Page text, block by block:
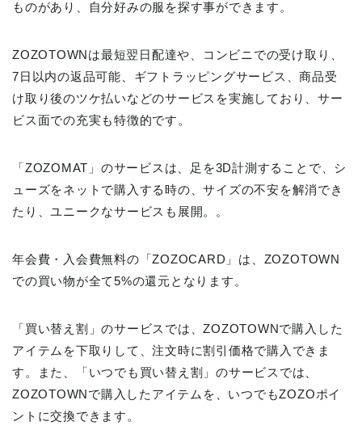
ものがあり、自分好みの服を探す事ができます。
ZOZOTOWNは最短翌日配達や、コンビニでの受け取り、
7日以内の返品可能、ギフトラッピングサービス、商品受
け取り後のツケ払いなどのサービスを実施しており、サー
ビス面での充実も特徴的です。
「ZOZOMAT」のサービスは、足を3D計測することで、シ
ューズをネットで購入する時の、サイズの不安を解消でき
たり、ユニークなサービスも展開。。
年会費・入会費無料の「ZOZOCARD」は、ZOZOTOWN
での買い物が全て5%の還元となります。
「買い替え割」のサービスでは、ZOZOTOWNで購入した
アイテムを下取りして、注文時に割引価格で購入できま
す。また、「いつでも買い替え割」のサービスでは、
ZOZOTOWNで購入したアイテムを、いつでもZOZOポイ
ントに交換できます。